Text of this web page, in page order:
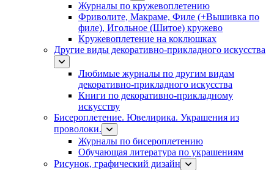
Журналы по кружевоплетению
Фриволите, Макраме, Филе (+Вышивка по
филе), Игольное (Шитое) кружево
Кружевоплетение на коклюшках
Другие виды декоративно-прикладного искусства
Любимые журналы по другим видам
декоративно-прикладного искусства
Книги по декоративно-прикладному
искусству
Бисероплетение. Ювелирика. Украшения из
проволоки.
Журналы по бисероплетению
Обучающая литература по украшениям
Рисунок, графический дизайн